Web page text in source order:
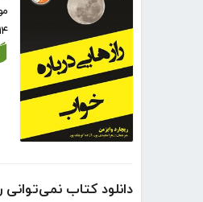
دانلود کتاب نمی‌توانی روز مرا خراب کنی: